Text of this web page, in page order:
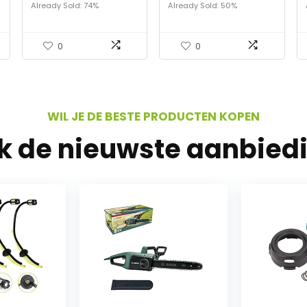
gaten opgestapte bits
Already Sold: 74%
0
Struik Garden Scissor
Already Sold: 50%
0
WIL JE DE BESTE PRODUCTEN KOPEN
de nieuwste